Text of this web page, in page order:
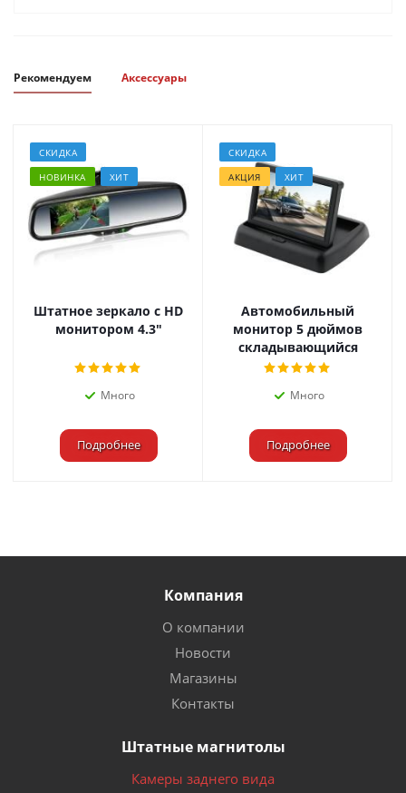
Рекомендуем Аксессуары
СКИДКА
НОВИНКА
ХИТ
Штатное зеркало с HD
монитором 4.3"
Много
Подробнее
СКИДКА
АКЦИЯ
ХИТ
Автомобильный
монитор 5 дюймов
складывающийся
Много
Подробнее
Компания
О компании
Новости
Магазины
Контакты
Штатные магнитолы
Камеры заднего вида